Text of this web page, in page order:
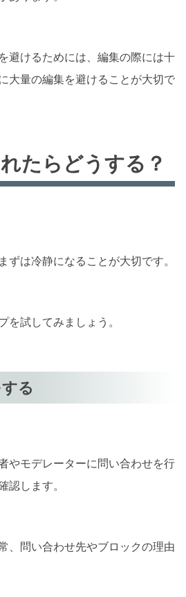
避けるためには、編集の際には十
大量の編集を避けることが大切で
たらどうする？
ずは冷静になることが大切です。
を試してみましょう。
る
やモデレーターに問い合わせを行
認します。
、問い合わせ先やブロックの理由